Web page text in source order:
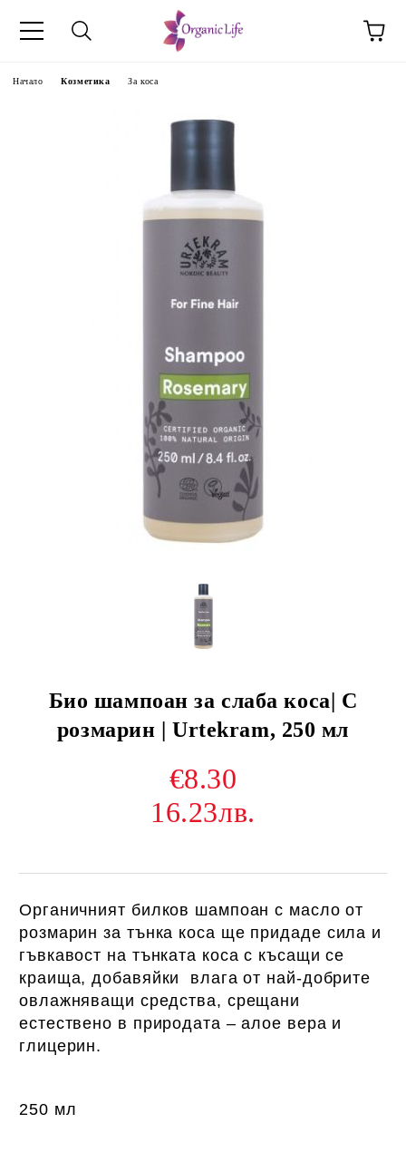
Начало Козметика За коса
Био шампоан за слаба коса| С
розмарин | Urtekram, 250 мл
€8.30
16.23лв.
Органичният билков шампоан с масло от
розмарин за тънка коса ще придаде сила и
гъвкавост на тънката коса с късащи се
краища, добавяйки влага от най-добрите
овлажняващи средства, срещани
естествено в природата – алое вера и
глицерин.
250 мл